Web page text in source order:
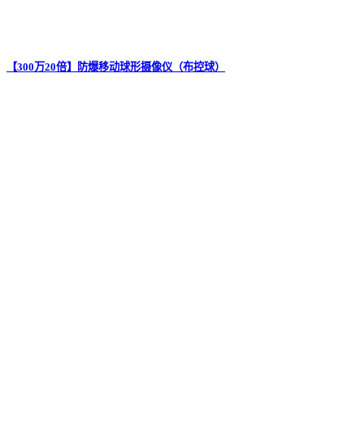
【300万20倍】防爆移动球形摄像仪（布控球）